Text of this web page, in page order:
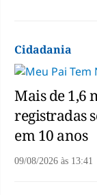
Cidadania
Mais de 1,6
registradas
em 10 anos
09/08/2026 às 13:41